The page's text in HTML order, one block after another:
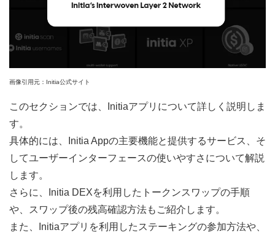
画像引用元：Initia公式サイト
このセクションでは、Initiaアプリについて詳しく説明しま
す。
具体的には、Initia Appの主要機能と提供するサービス、そ
してユーザーインターフェースの使いやすさについて解説
します。
さらに、Initia DEXを利用したトークンスワップの手順
や、スワップ後の残高確認方法もご紹介します。
また、Initiaアプリを利用したステーキングの参加方法や、